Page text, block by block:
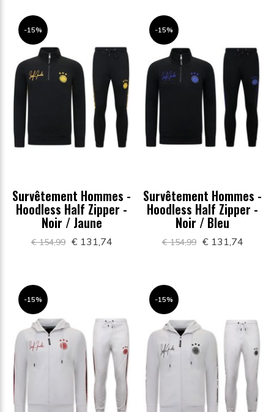
-15%
Survêtement Hommes -
Hoodless Half Zipper -
Noir / Jaune
€ 154,99 € 131,74
-15%
Survêtement Hommes -
Hoodless Half Zipper -
Noir / Bleu
€ 154,99 € 131,74
-15% -15%